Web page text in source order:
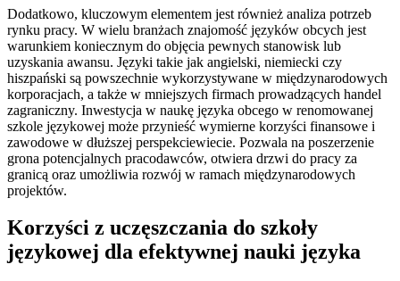
Dodatkowo, kluczowym elementem jest również analiza potrzeb
rynku pracy. W wielu branżach znajomość języków obcych jest
warunkiem koniecznym do objęcia pewnych stanowisk lub
uzyskania awansu. Języki takie jak angielski, niemiecki czy
hiszpański są powszechnie wykorzystywane w międzynarodowych
korporacjach, a także w mniejszych firmach prowadzących handel
zagraniczny. Inwestycja w naukę języka obcego w renomowanej
szkole językowej może przynieść wymierne korzyści finansowe i
zawodowe w dłuższej perspekciewiecie. Pozwala na poszerzenie
grona potencjalnych pracodawców, otwiera drzwi do pracy za
granicą oraz umożliwia rozwój w ramach międzynarodowych
projektów.
Korzyści z uczęszczania do szkoły
językowej dla efektywnej nauki języka